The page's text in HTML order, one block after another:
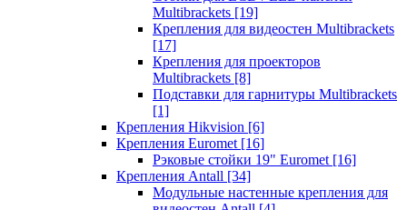
Multibrackets [19]
Крепления для видеостен Multibrackets
[17]
Крепления для проекторов
Multibrackets [8]
Подставки для гарнитуры Multibrackets
[1]
Крепления Hikvision [6]
Крепления Euromet [16]
Рэковые стойки 19" Euromet [16]
Крепления Antall [34]
Модульные настенные крепления для